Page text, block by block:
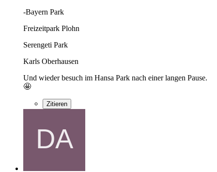
-Bayern Park
Freizeitpark Plohn
Serengeti Park
Karls Oberhausen
Und wieder besuch im Hansa Park nach einer langen Pause.
🤩
Zitieren